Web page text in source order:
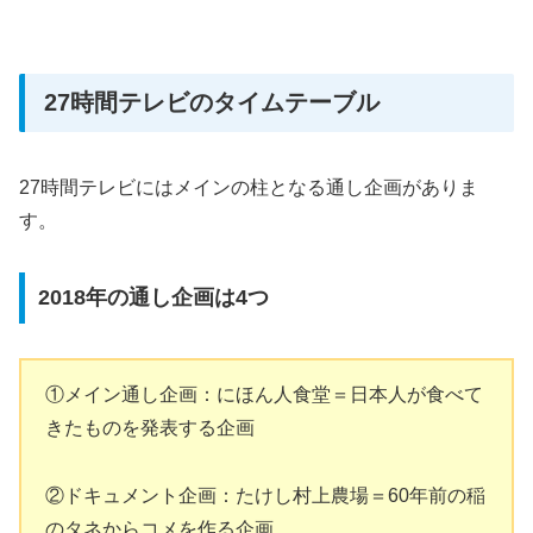
27時間テレビのタイムテーブル
27時間テレビにはメインの柱となる通し企画がありま
す。
2018年の通し企画は4つ
①メイン通し企画：にほん人食堂＝日本人が食べて
きたものを発表する企画
②ドキュメント企画：たけし村上農場＝60年前の稲